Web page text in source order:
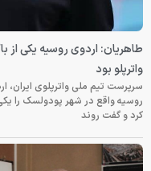
طاهریان: اردوی روسیه یکی از
واترپلو بود
سرپرست تیم ملی واترپلوی ایران،
روسیه واقع در شهر پودولسک را
کرد و گفت روند